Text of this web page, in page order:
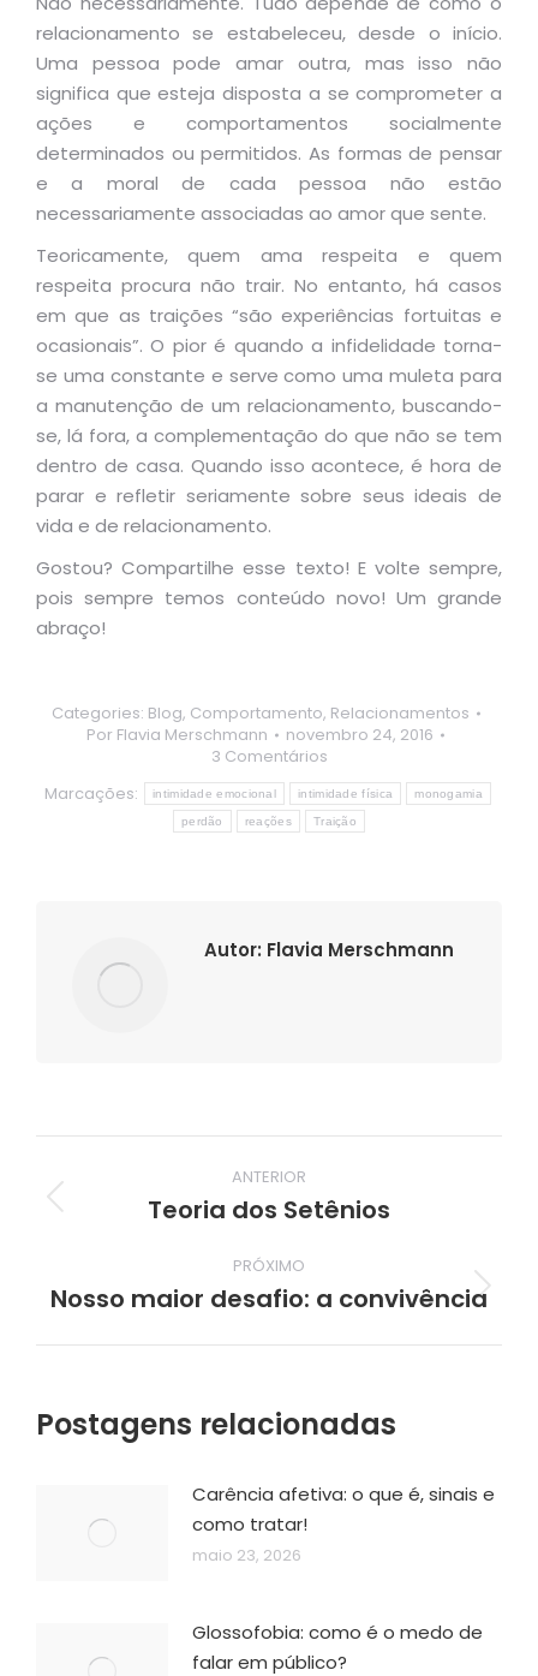
relacionamento se estabeleceu, desde o início.
Uma pessoa pode amar outra, mas isso não
significa que esteja disposta a se comprometer a
ações e comportamentos socialmente
determinados ou permitidos. As formas de pensar
e a moral de cada pessoa não estão
necessariamente associadas ao amor que sente.
Teoricamente, quem ama respeita e quem
respeita procura não trair. No entanto, há casos
em que as traições “são experiências fortuitas e
ocasionais”. O pior é quando a infidelidade torna-
se uma constante e serve como uma muleta para
a manutenção de um relacionamento, buscando-
se, lá fora, a complementação do que não se tem
dentro de casa. Quando isso acontece, é hora de
parar e refletir seriamente sobre seus ideais de
vida e de relacionamento.
Gostou? Compartilhe esse texto! E volte sempre,
pois sempre temos conteúdo novo! Um grande
abraço!
Categories: Blog, Comportamento, Relacionamentos
Por Flavia Merschmann
novembro 24, 2016
3 Comentários
Marcações:
intimidade emocional intimidade física monogamia
perdão reações Traição
Autor: Flavia Merschmann
Navegação
de
ANTERIOR
Post
Teoria dos Setênios
PRÓXIMO
Próximo
Nosso maior desafio: a convivência
Postagens relacionadas
Carência afetiva: o que é, sinais e
como tratar!
maio 23, 2026
Glossofobia: como é o medo de
falar em público?